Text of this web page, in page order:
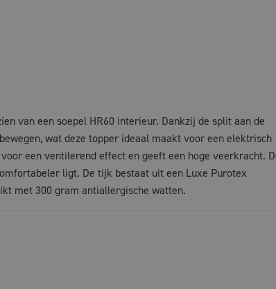
van een soepel HR60 interieur. Dankzij de split aan de
wat deze topper ideaal maakt voor een elektrisch
een ventilerend effect en geeft een hoge veerkracht.
ligt. De tijk bestaat uit een Luxe Purotex
met 300 gram antiallergische watten.